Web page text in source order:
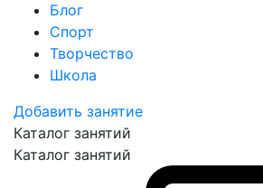
Блог
Спорт
Творчество
Школа
Добавить занятие
Каталог занятий
Каталог занятий